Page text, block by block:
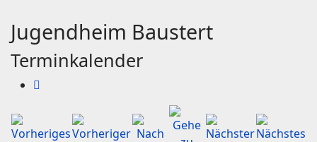
Jugendheim Baustert
Terminkalender